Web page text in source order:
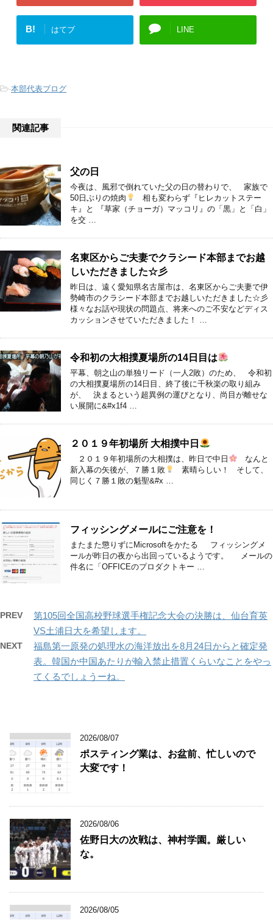
B! はてブ LINE
-本部代表ブログ
関連記事
父の日
今夜は、風邪で倒れていた父の日の替わりで、 家族で
50日ぶりの焼肉
相も変わらず『ヒレカットステー
キ』と 『草家（チョーガ）マッコリ』の「黒」と「白」
を交 …
名東区からご夫妻でクラシード本部までお越
しいただきました☆彡
昨日は、遠く愛知県名古屋市は、名東区からご夫妻で伊
勢崎市のクラシード本部までお越しいただきました☆彡
様々なお話や現状の問題点、将来へのご不安などディス
カッションさせていただきました！ …
令和初の大相撲夏場所の14日目は
平幕、朝之山の単独リード（一人2敗）のため、 令和初
の大相撲夏場所の14日目、終了後に千秋楽の取り組み
が、 決まるという超異例の運びとなり、尚目が離せな
い展開に&#x1f4 …
２０１９年初場所 大相撲中日
２０１９年初場所の大相撲は、昨日で中日
なんと
新入幕の矢後が、７勝１敗
素晴らしい！ そして、
同じく７勝１敗の魁聖&#x …
フィッシングメールにご注意を！
またまた懲りずにMicrosoftをかたる フィッシングメ
ールが昨日の夜から出回っているようです。 メールの
件名に「OFFICEのプロダクトキー …
PREV
第105回全国高校野球選手権記念大会の決勝は、仙台育英
VS土浦日大を希望します。
NEXT
福島第一原発の処理水の海洋放出を8月24日からと確定発
表。韓国か中国あたりが輸入禁止措置くらいなことをやっ
てくるでしょうーね。
2026/08/07
ポスティング業は、お盆前、忙しいので
大変です！
2026/08/06
佐野日大の次戦は、神村学園。厳しい
な。
2026/08/05